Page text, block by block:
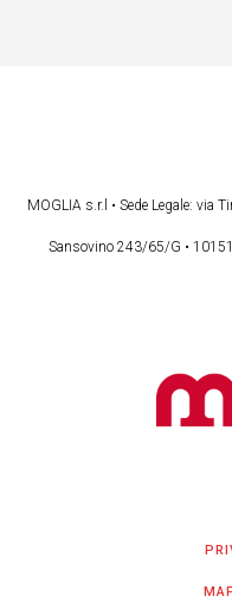
MOGLIA s.r.l • Sede Legale: via
Sansovino 243/65/G •